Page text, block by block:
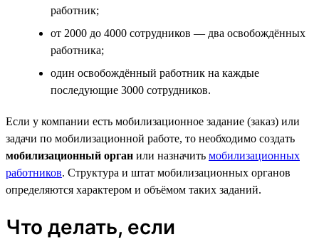
работник;
от 2000 до 4000 сотрудников — два освобождённых
работника;
один освобождённый работник на каждые
последующие 3000 сотрудников.
Если у компании есть мобилизационное задание (заказ) или
задачи по мобилизационной работе, то необходимо создать
мобилизационный орган или назначить мобилизационных
работников. Структура и штат мобилизационных органов
определяются характером и объёмом таких заданий.
Что делать, если